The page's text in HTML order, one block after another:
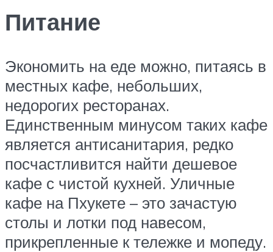
Питание
Экономить на еде можно, питаясь в
местных кафе, небольших,
недорогих ресторанах.
Единственным минусом таких кафе
является антисанитария, редко
посчастливится найти дешевое
кафе с чистой кухней. Уличные
кафе на Пхукете – это зачастую
столы и лотки под навесом,
прикрепленные к тележке и мопеду.